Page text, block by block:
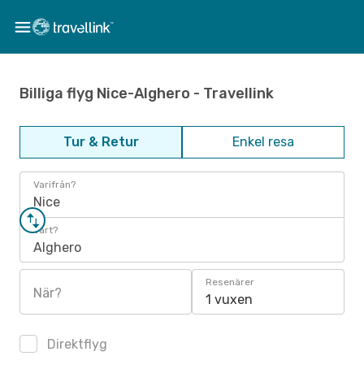
Billiga flyg Nice-Alghero - Travellink
Tur & Retur Enkel resa
Varifrån?
Nice
Vart?
Alghero
När?
Resenärer
1 vuxen
Direktflyg